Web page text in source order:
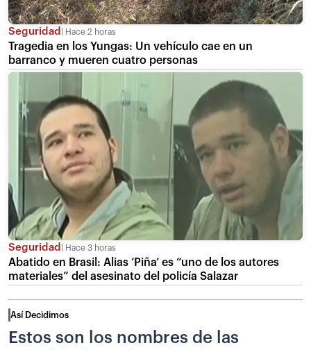
Seguridad Hace 2 horas
Tragedia en los Yungas: Un vehículo cae en un
barranco y mueren cuatro personas
Seguridad Hace 3 horas
Abatido en Brasil: Alias ‘Piña’ es “uno de los autores
materiales” del asesinato del policía Salazar
Así Decidimos
Estos son los nombres de las